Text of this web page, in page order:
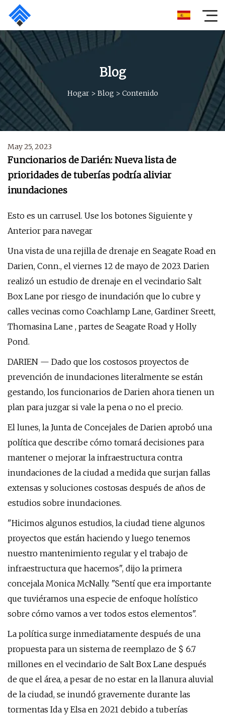
Blog
Hogar> Blog > Contenido
May 25, 2023
Funcionarios de Darién: Nueva lista de
prioridades de tuberías podría aliviar
inundaciones
Esto es un carrusel. Use los botones Siguiente y
Anterior para navegar
Una vista de una rejilla de drenaje en Seagate Road en
Darien, Conn., el viernes 12 de mayo de 2023. Darien
realizó un estudio de drenaje en el vecindario Salt
Box Lane por riesgo de inundación que lo cubre y
calles vecinas como Coachlamp Lane, Gardiner Sreett,
Thomasina Lane , partes de Seagate Road y Holly
Pond.
DARIEN — Dado que los costosos proyectos de
prevención de inundaciones literalmente se están
gestando, los funcionarios de Darien ahora tienen un
plan para juzgar si vale la pena o no el precio.
El lunes, la Junta de Concejales de Darien aprobó una
política que describe cómo tomará decisiones para
mantener o mejorar la infraestructura contra
inundaciones de la ciudad a medida que surjan fallas
extensas y soluciones costosas después de años de
estudios sobre inundaciones.
"Hicimos algunos estudios, la ciudad tiene algunos
proyectos que están haciendo y luego tenemos
nuestro mantenimiento regular y el trabajo de
infraestructura que hacemos", dijo la primera
concejala Monica McNally. "Sentí que era importante
que tuviéramos una especie de enfoque holístico
sobre cómo vamos a ver todos estos elementos".
La política surge inmediatamente después de una
propuesta para un sistema de reemplazo de $ 6.7
millones en el vecindario de Salt Box Lane después
de que el área, a pesar de no estar en la llanura aluvial
de la ciudad, se inundó gravemente durante las
tormentas Ida y Elsa en 2021 debido a tuberías